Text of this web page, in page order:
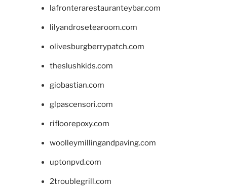
lafronterarestauranteybar.com
lilyandrosetearoom.com
olivesburgberrypatch.com
theslushkids.com
giobastian.com
glpascensori.com
rifloorepoxy.com
woolleymillingandpaving.com
uptonpvd.com
2troublegrill.com